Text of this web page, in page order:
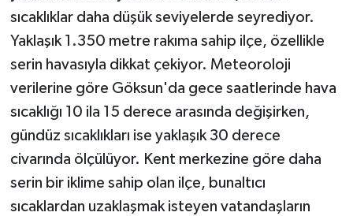
sıcaklıklar daha düşük seviyelerde seyrediyor.
Yaklaşık 1.350 metre rakıma sahip ilçe, özellikle
serin havasıyla dikkat çekiyor. Meteoroloji
verilerine göre Göksun'da gece saatlerinde hava
sıcaklığı 10 ila 15 derece arasında değişirken,
gündüz sıcaklıkları ise yaklaşık 30 derece
civarında ölçülüyor. Kent merkezine göre daha
serin bir iklime sahip olan ilçe, bunaltıcı
sıcaklardan uzaklaşmak isteyen vatandaşların